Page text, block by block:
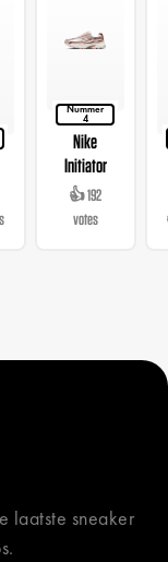
Nummer
4
Nike
Initiator
👍 192
votes
laatste sneaker